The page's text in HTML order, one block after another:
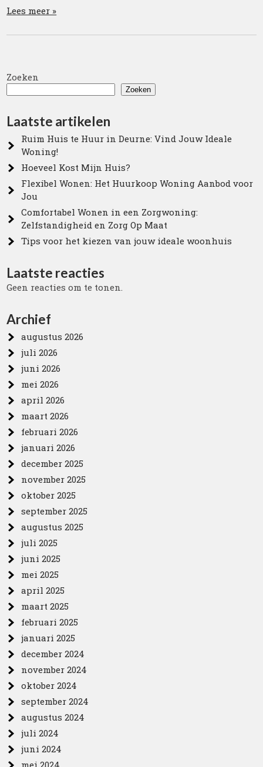
Lees meer »
Zoeken
Zoeken
Laatste artikelen
Ruim Huis te Huur in Deurne: Vind Jouw Ideale
Woning!
Hoeveel Kost Mijn Huis?
Flexibel Wonen: Het Huurkoop Woning Aanbod voor
Jou
Comfortabel Wonen in een Zorgwoning:
Zelfstandigheid en Zorg Op Maat
Tips voor het kiezen van jouw ideale woonhuis
Laatste reacties
Geen reacties om te tonen.
Archief
augustus 2026
juli 2026
juni 2026
mei 2026
april 2026
maart 2026
februari 2026
januari 2026
december 2025
november 2025
oktober 2025
september 2025
augustus 2025
juli 2025
juni 2025
mei 2025
april 2025
maart 2025
februari 2025
januari 2025
december 2024
november 2024
oktober 2024
september 2024
augustus 2024
juli 2024
juni 2024